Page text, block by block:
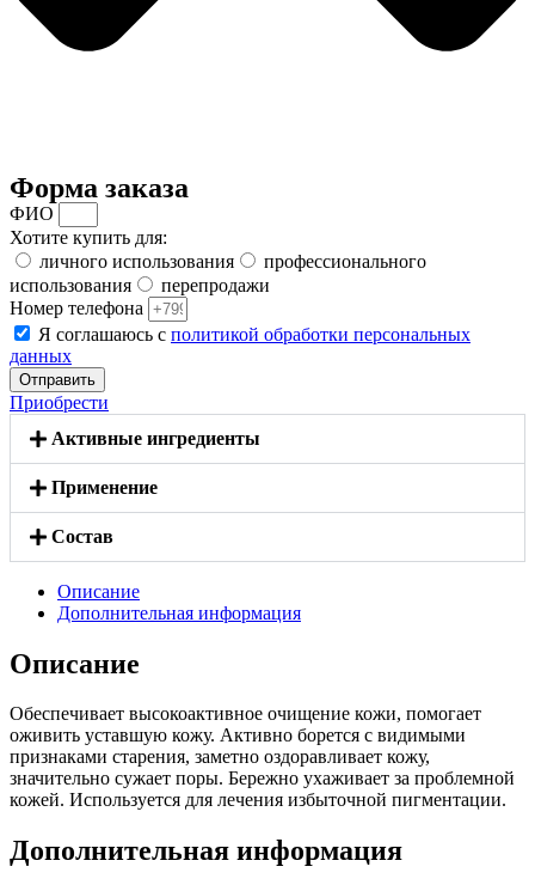
Форма заказа
ФИО
Хотите купить для:
личного использования
профессионального
использования
перепродажи
Номер телефона
Я соглашаюсь с политикой обработки персональных
данных
Отправить
Приобрести
Активные ингредиенты
Применение
Состав
Описание
Дополнительная информация
Описание
Обеспечивает высокоактивное очищение кожи, помогает
оживить уставшую кожу. Активно борется с видимыми
признаками старения, заметно оздоравливает кожу,
значительно сужает поры. Бережно ухаживает за проблемной
кожей. Используется для лечения избыточной пигментации.
Дополнительная информация